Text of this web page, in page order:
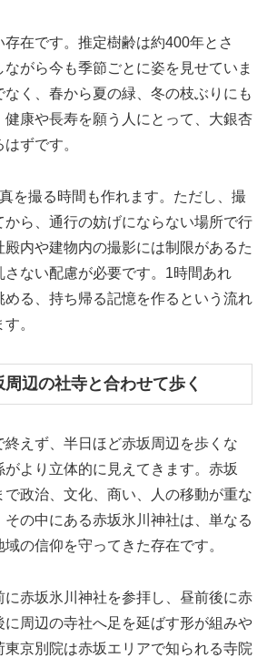
在です。推定樹齢は約400年とさ
がら今も季節ごとに姿を見せていま
く、春から夏の緑、冬の枝ぶりにも
健康や長寿を願う人にとって、大銀杏
ずです。
を撮る時間も作れます。ただし、撮
から、通行の妨げにならない場所で行
殿内や建物内の撮影には制限があるた
さない配慮が必要です。1時間あれ
める、持ち帰る記憶を作るという流れ
。
辺の社寺と合わせて歩く
えず、半日ほど赤坂周辺を歩くな
がより立体的に見えてきます。赤坂
で政治、文化、商い、人の移動が重な
その中にある赤坂氷川神社は、単なる
の信仰を守ってきた存在です。
に赤坂氷川神社を参拝し、昼前後に赤
に周辺の寺社へ足を延ばす形が組みや
京別院は赤坂エリアで知られる寺院